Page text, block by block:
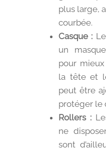
plus large,
courbée.
Casque :
un
pour
la tête et
peut être
protéger le
Rollers :
ne
sont